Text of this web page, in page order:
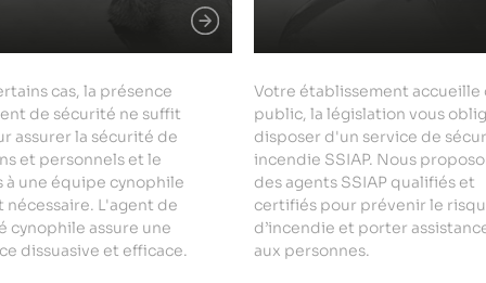
cas, la présence
de sécurité ne suffit
assurer la sécurité de
et personnels et le
à une équipe cynophile
nécessaire. L'agent de
cynophile assure une
dissuasive et efficace.
Votre établissement accueille
public, la législation vous
disposer d'un service de
incendie SSIAP. Nous
des agents SSIAP qualifiés et
certifiés pour prévenir le
d’incendie et porter
aux personnes.